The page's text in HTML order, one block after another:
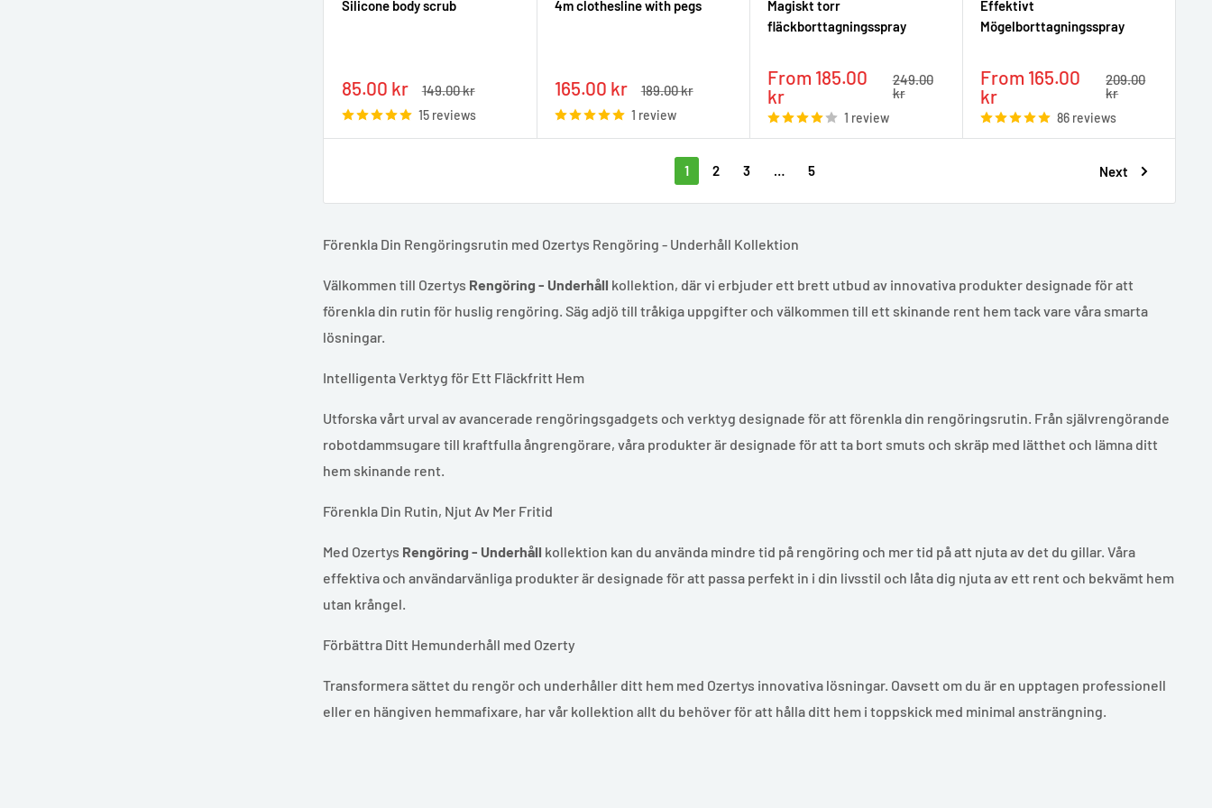
Silicone body scrub
Sale
price
85.00 kr
Regular
149.00 kr
15 reviews
4m clothesline with pegs
Sale
price
165.00 kr
Regular
189.00 kr
1 review
Magiskt torr
fläckborttagningsspray
Sale
price
From 185.00
kr
Regular
price
249.00
kr
1 review
Effektivt
Mögelborttagningsspray
Sale
price
From 165.00
kr
Regular
price
209.00
kr
86 reviews
1 2 3 … 5 Next
Förenkla Din Rengöringsrutin med Ozertys Rengöring - Underhåll Kollektion
Välkommen till Ozertys Rengöring - Underhåll kollektion, där vi erbjuder ett brett utbud av innovativa produkter designade för att
förenkla din rutin för huslig rengöring. Säg adjö till tråkiga uppgifter och välkommen till ett skinande rent hem tack vare våra smarta
lösningar.
Intelligenta Verktyg för Ett Fläckfritt Hem
Utforska vårt urval av avancerade rengöringsgadgets och verktyg designade för att förenkla din rengöringsrutin. Från självrengörande
robotdammsugare till kraftfulla ångrengörare, våra produkter är designade för att ta bort smuts och skräp med lätthet och lämna ditt
hem skinande rent.
Förenkla Din Rutin, Njut Av Mer Fritid
Med Ozertys Rengöring - Underhåll kollektion kan du använda mindre tid på rengöring och mer tid på att njuta av det du gillar. Våra
effektiva och användarvänliga produkter är designade för att passa perfekt in i din livsstil och låta dig njuta av ett rent och bekvämt hem
utan krångel.
Förbättra Ditt Hemunderhåll med Ozerty
Transformera sättet du rengör och underhåller ditt hem med Ozertys innovativa lösningar. Oavsett om du är en upptagen professionell
eller en hängiven hemmafixare, har vår kollektion allt du behöver för att hålla ditt hem i toppskick med minimal ansträngning.